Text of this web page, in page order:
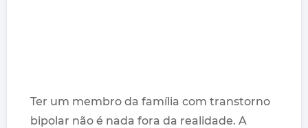
Ter um membro da família com transtorno
bipolar não é nada fora da realidade. A